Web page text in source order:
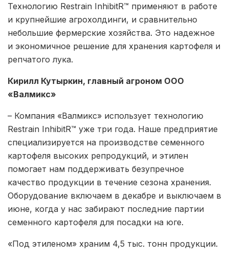
Технологию Restrain InhibitR™ применяют в работе
и крупнейшие агрохолдинги, и сравнительно
небольшие фермерские хозяйства. Это надежное
и экономичное решение для хранения картофеля и
репчатого лука.
Кирилл Кутыркин, главный агроном ООО
«Валмикс»
– Компания «Валмикс» использует технологию
Restrain InhibitR™ уже три года. Наше предприятие
специализируется на производстве семенного
картофеля высоких репродукций, и этилен
помогает нам поддерживать безупречное
качество продукции в течение сезона хранения.
Оборудование включаем в декабре и выключаем в
июне, когда у нас забирают последние партии
семенного картофеля для посадки на юге.
«Под этиленом» храним 4,5 тыс. тонн продукции.